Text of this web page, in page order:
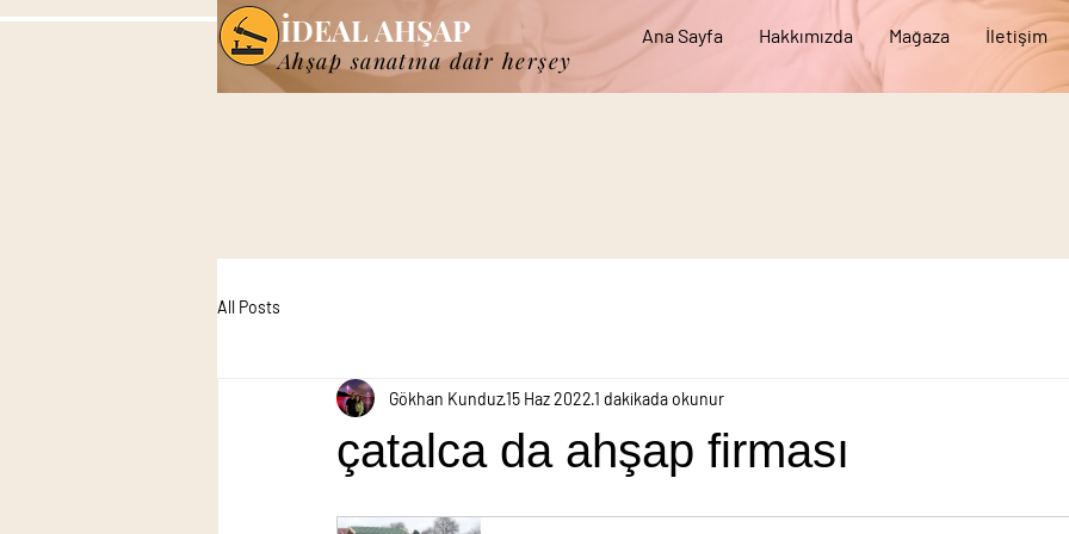
İDEAL AHŞAP
Ahşap sanatına dair herşey
Ana Sayfa Hakkımızda Mağaza İletişim
All Posts
çatalca da ahşap firması
Gökhan Kunduz15 Haz 20221 dakikada okunur